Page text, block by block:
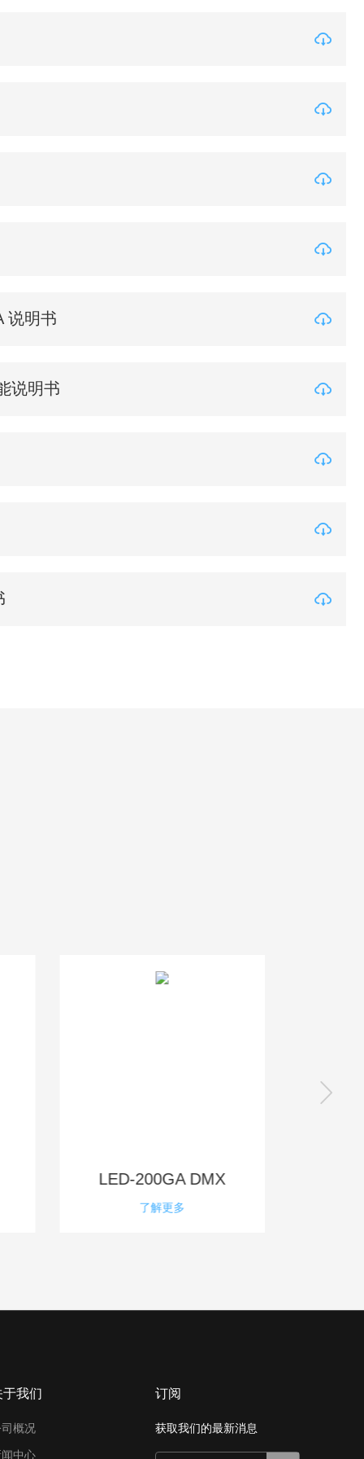
说明书
说明书
LED-200GA DMX
了解更多
于我们
概况
中心
订阅
获取我们的最新消息